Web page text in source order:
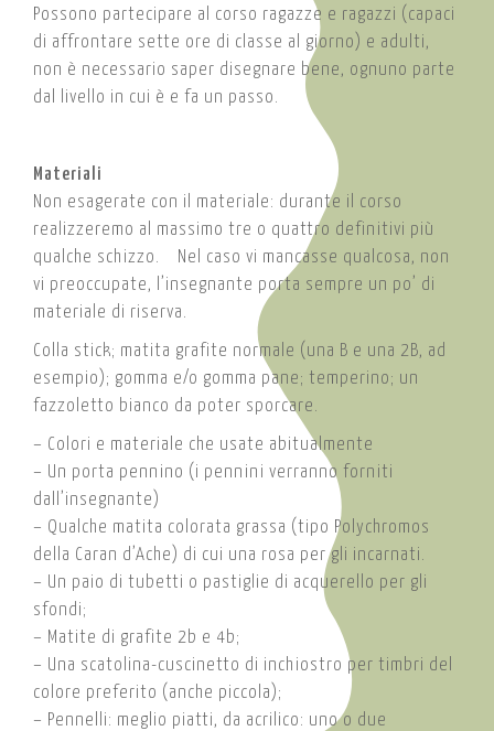
Possono partecipare al corso ragazze e ragazzi (capaci
di affrontare sette ore di classe al giorno) e adulti,
non è necessario saper disegnare bene, ognuno parte
dal livello in cui è e fa un passo.
Materiali
Non esagerate con il materiale: durante il corso
realizzeremo al massimo tre o quattro definitivi più
qualche schizzo. Nel caso vi mancasse qualcosa, non
vi preoccupate, l’insegnante porta sempre un po’ di
materiale di riserva.
Colla stick; matita grafite normale (una B e una 2B, ad
esempio); gomma e/o gomma pane; temperino; un
fazzoletto bianco da poter sporcare.
– Colori e materiale che usate abitualmente
– Un porta pennino (i pennini verranno forniti
dall’insegnante)
– Qualche matita colorata grassa (tipo Polychromos
della Caran d’Ache) di cui una rosa per gli incarnati.
– Un paio di tubetti o pastiglie di acquerello per gli
sfondi;
– Matite di grafite 2b e 4b;
– Una scatolina-cuscinetto di inchiostro per timbri del
colore preferito (anche piccola);
– Pennelli: meglio piatti, da acrilico: uno o due